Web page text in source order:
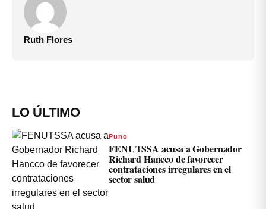
Ruth Flores
LO ÚLTIMO
Puno
FENUTSSA acusa a Gobernador
Richard Hancco de favorecer
contrataciones irregulares en el
sector salud